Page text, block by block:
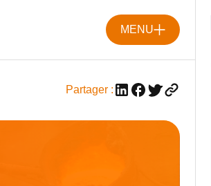
MENU
Partager :